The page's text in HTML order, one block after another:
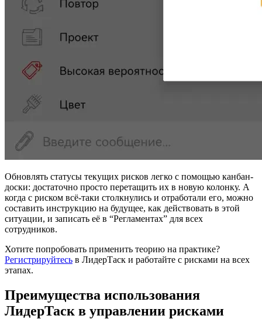
Обновлять статусы текущих рисков легко с помощью канбан-
доски: достаточно просто перетащить их в новую колонку. А
когда с риском всё-таки столкнулись и отработали его, можно
составить инструкцию на будущее, как действовать в этой
ситуации, и записать её в “Регламентах” для всех
сотрудников.
Хотите попробовать применить теорию на практике?
Регистрируйтесь в ЛидерТаск и работайте с рисками на всех
этапах.
Преимущества использования
ЛидерТаск в управлении рисками